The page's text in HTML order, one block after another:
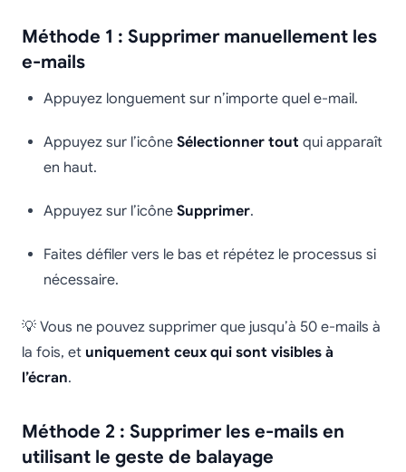
Méthode 1 : Supprimer manuellement les
e-mails
Appuyez longuement sur n’importe quel e-mail.
Appuyez sur l’icône Sélectionner tout qui apparaît
en haut.
Appuyez sur l’icône Supprimer.
Faites défiler vers le bas et répétez le processus si
nécessaire.
💡 Vous ne pouvez supprimer que jusqu’à 50 e-mails à
la fois, et uniquement ceux qui sont visibles à
l’écran.
Méthode 2 : Supprimer les e-mails en
utilisant le geste de balayage